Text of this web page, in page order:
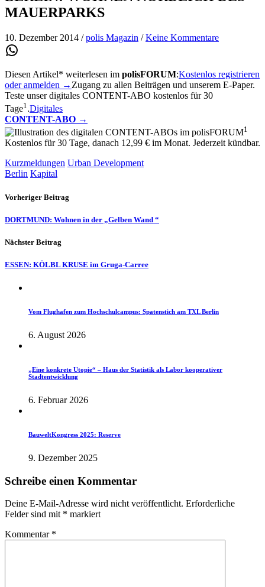
MAUERPARKS
10. Dezember 2014 / polis Magazin / Keine Kommentare
Diesen Artikel* weiterlesen im polisFORUM:Kostenlos registrieren
oder anmelden → Zugang zu allen Beiträgen und unserem E-Paper.
Teste unser digitales CONTENT-ABO kostenlos für 30
Tage1 .Digitales
CONTENT-ABO →
1
Kostenlos für 30 Tage, danach 12,99 € im Monat. Jederzeit kündbar.
Kurzmeldungen Urban Development
Berlin Kapital
Vorheriger Beitrag
DORTMUND: Wohnen in der „Gelben Wand “
Nächster Beitrag
ESSEN: KÖLBL KRUSE im Gruga-Carree
Vom Flughafen zum Hochschulcampus: Spatenstich am TXL Berlin
6. August 2026
„Eine konkrete Utopie“ – Haus der Statistik als Labor kooperativer
Stadtentwicklung
6. Februar 2026
BauweltKongress 2025: Reserve
9. Dezember 2025
Schreibe einen Kommentar
Deine E-Mail-Adresse wird nicht veröffentlicht. Erforderliche
Felder sind mit * markiert
Kommentar *